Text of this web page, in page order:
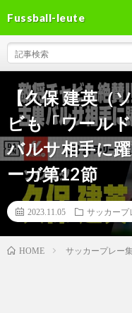
Fussball-leute
【久保 建英（
ビも「ワール
バルサ相手に
ーガ第12節
2023.11.05 サッカープ
HOME サッカープレー